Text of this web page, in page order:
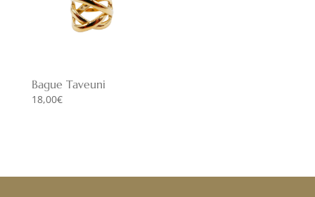
Bague Taveuni
18,00€